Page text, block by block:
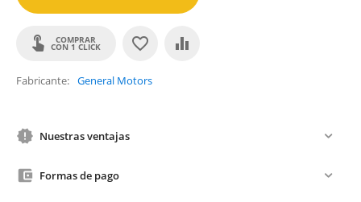
COMPRAR
CON 1 CLICK
Fabricante General Motors
Nuestras ventajas
Formas de pago